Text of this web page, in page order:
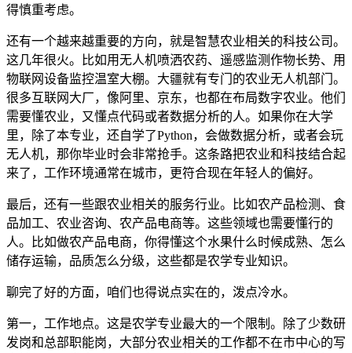
得慎重考虑。
还有一个越来越重要的方向，就是智慧农业相关的科技公司。
这几年很火。比如用无人机喷洒农药、遥感监测作物长势、用
物联网设备监控温室大棚。大疆就有专门的农业无人机部门。
很多互联网大厂，像阿里、京东，也都在布局数字农业。他们
需要懂农业，又懂点代码或者数据分析的人。如果你在大学
里，除了本专业，还自学了Python，会做数据分析，或者会玩
无人机，那你毕业时会非常抢手。这条路把农业和科技结合起
来了，工作环境通常在城市，更符合现在年轻人的偏好。
最后，还有一些跟农业相关的服务行业。比如农产品检测、食
品加工、农业咨询、农产品电商等。这些领域也需要懂行的
人。比如做农产品电商，你得懂这个水果什么时候成熟、怎么
储存运输，品质怎么分级，这些都是农学专业知识。
聊完了好的方面，咱们也得说点实在的，泼点冷水。
第一，工作地点。这是农学专业最大的一个限制。除了少数研
发岗和总部职能岗，大部分农业相关的工作都不在市中心的写